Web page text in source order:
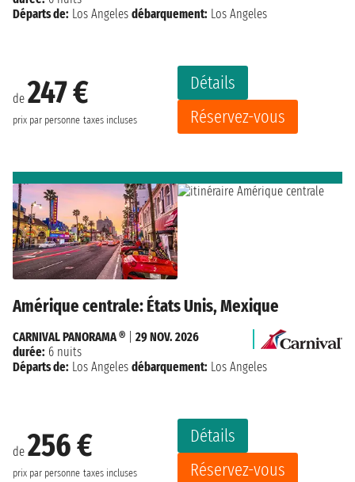
de 247 €
prix par personne taxes incluses
Détails
Réservez-vous
Départs de: Los Angeles débarquement: Los Angeles
Amérique centrale: États Unis, Mexique
de 256 €
prix par personne taxes incluses
Détails
Réservez-vous
CARNIVAL PANORAMA ®
29 NOV. 2026
durée: 6 nuits
Départs de: Los Angeles débarquement: Los Angeles